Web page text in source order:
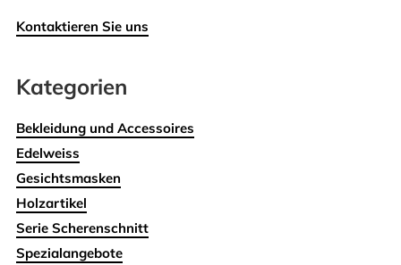
Kontaktieren Sie uns
Kategorien
Bekleidung und Accessoires
Edelweiss
Gesichtsmasken
Holzartikel
Serie Scherenschnitt
Spezialangebote